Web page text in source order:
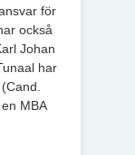
för
också
Johan
har
MBA